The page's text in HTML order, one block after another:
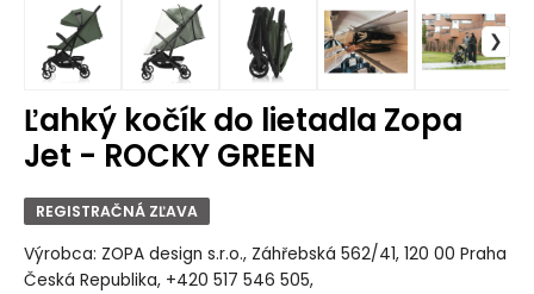
Ľahký kočík do lietadla Zopa
Jet - ROCKY GREEN
REGISTRAČNÁ ZĽAVA
Výrobca: ZOPA design s.r.o., Záhřebská 562/41, 120 00 Praha
Česká Republika, +420 517 546 505,